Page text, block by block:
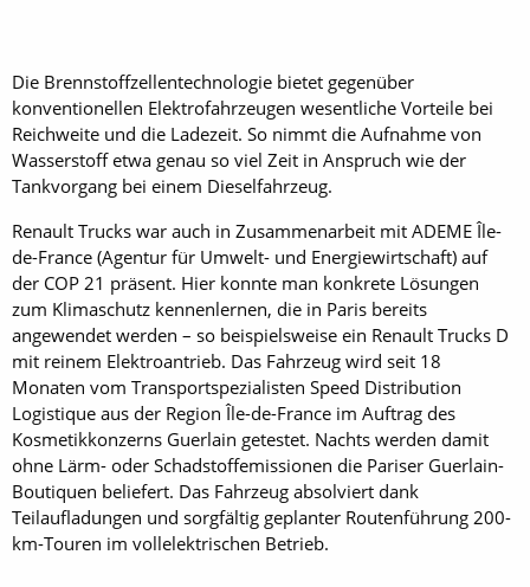
Die Brennstoffzellentechnologie bietet gegenüber
konventionellen Elektrofahrzeugen wesentliche Vorteile bei
Reichweite und die Ladezeit. So nimmt die Aufnahme von
Wasserstoff etwa genau so viel Zeit in Anspruch wie der
Tankvorgang bei einem Dieselfahrzeug.
Renault Trucks war auch in Zusammenarbeit mit ADEME Île-
de-France (Agentur für Umwelt- und Energiewirtschaft) auf
der COP 21 präsent. Hier konnte man konkrete Lösungen
zum Klimaschutz kennenlernen, die in Paris bereits
angewendet werden – so beispielsweise ein Renault Trucks D
mit reinem Elektroantrieb. Das Fahrzeug wird seit 18
Monaten vom Transportspezialisten Speed Distribution
Logistique aus der Region Île-de-France im Auftrag des
Kosmetikkonzerns Guerlain getestet. Nachts werden damit
ohne Lärm- oder Schadstoffemissionen die Pariser Guerlain-
Boutiquen beliefert. Das Fahrzeug absolviert dank
Teilaufladungen und sorgfältig geplanter Routenführung 200-
km-Touren im vollelektrischen Betrieb.